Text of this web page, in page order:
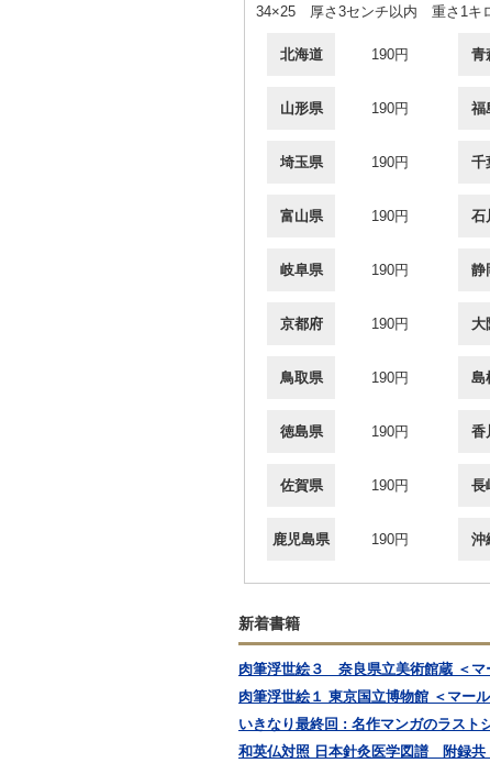
34×25 厚さ3センチ以内 重さ1キ
北海道 190円 青
山形県 190円 福
埼玉県 190円 千
富山県 190円 石
岐阜県 190円 静
京都府 190円 大
鳥取県 190円 島
徳島県 190円 香
佐賀県 190円 長
鹿児島県 190円 沖
新着書籍
肉筆浮世絵３ 奈良県立美術館蔵 ＜マ
肉筆浮世絵１ 東京国立博物館 ＜マー
いきなり最終回 : 名作マンガのラス
和英仏対照 日本針灸医学図譜 附録共